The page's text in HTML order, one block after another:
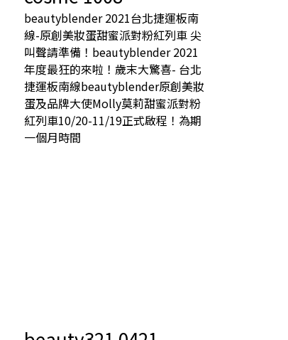
beautyblender 2021台北捷運板南
線-原創美妝蛋甜蜜派對粉紅列車 尖
叫聲請準備！beautyblender 2021
年度最狂的來啦！歲末大驚喜- 台北
捷運板南線beautyblender原創美妝
蛋及品牌大使Molly莫莉甜蜜派對粉
紅列車10/20-11/19正式啟程！為期
一個月時間